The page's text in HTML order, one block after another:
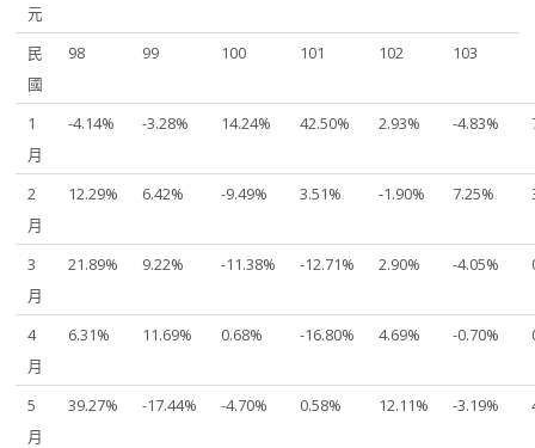
元
民
國
98 99 100 101 102 103
1
月
-4.14% -3.28% 14.24% 42.50% 2.93% -4.83%
2
月
12.29% 6.42% -9.49% 3.51% -1.90% 7.25%
3
月
21.89% 9.22% -11.38% -12.71% 2.90% -4.05%
4
月
6.31% 11.69% 0.68% -16.80% 4.69% -0.70%
5
月
39.27% -17.44% -4.70% 0.58% 12.11% -3.19%